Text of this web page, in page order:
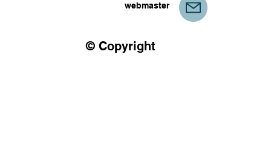
© Copyright
webmaster